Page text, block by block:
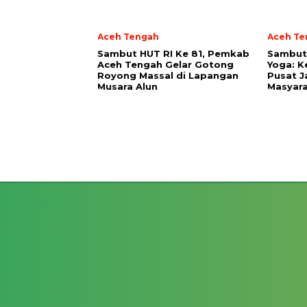
Aceh Tengah
Sambut HUT RI Ke 81, Pemkab
Aceh Tengah Gelar Gotong
Royong Massal di Lapangan
Musara Alun
Aceh
Yoga:
Pusat